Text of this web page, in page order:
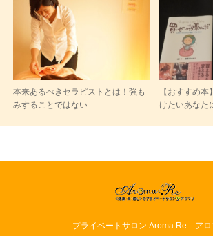
本来あるべきセラピストとは！強も
みすることではない
【おすすめ
けたいあなた
プライベートサロン Aroma:Re「アロ